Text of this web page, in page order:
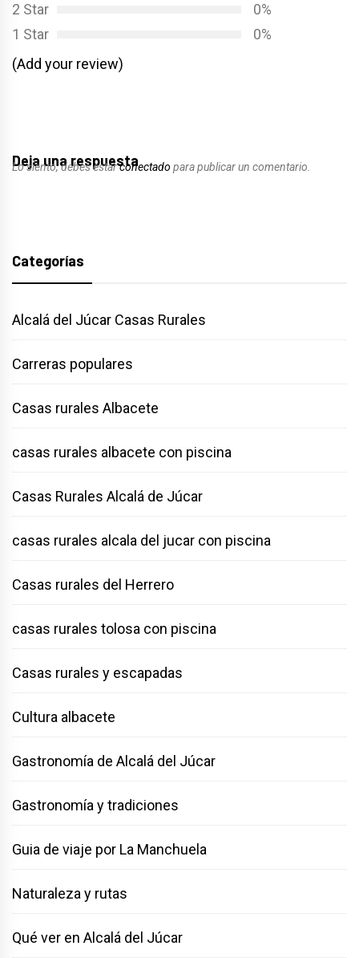
2 Star
0%
1 Star
0%
(Add your review)
Deja una respuesta
Lo siento, debes estarconectado para publicar un comentario.
Categorías
Alcalá del Júcar Casas Rurales
Carreras populares
Casas rurales Albacete
casas rurales albacete con piscina
Casas Rurales Alcalá de Júcar
casas rurales alcala del jucar con piscina
Casas rurales del Herrero
casas rurales tolosa con piscina
Casas rurales y escapadas
Cultura albacete
Gastronomía de Alcalá del Júcar
Gastronomía y tradiciones
Guia de viaje por La Manchuela
Naturaleza y rutas
Qué ver en Alcalá del Júcar